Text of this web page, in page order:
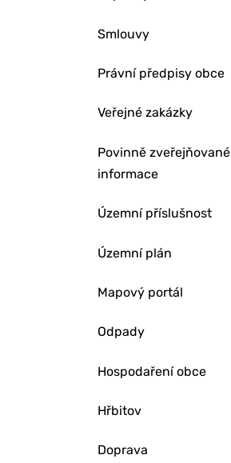
Smlouvy
Právní předpisy obce
Veřejné zakázky
Povinně zveřejňované
informace
Územní příslušnost
Územní plán
Mapový portál
Odpady
Hospodaření obce
Hřbitov
Doprava